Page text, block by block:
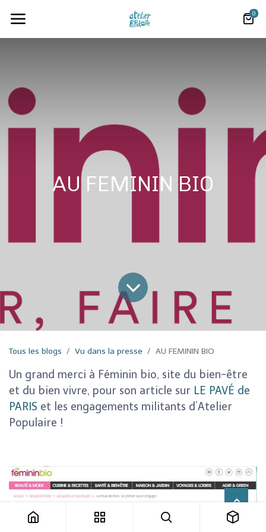
0
AU FEMININ BIO
Tous les blogs Vu dans la presse AU FEMININ BIO
Un grand merci à Féminin bio, site du bien-être
et du bien vivre, pour son article sur LE PAVÉ de
PARIS et les engagements militants d’Atelier
Populaire !